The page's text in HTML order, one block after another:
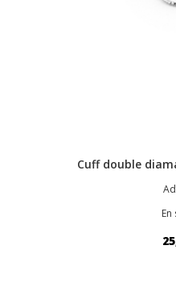
Cuff double